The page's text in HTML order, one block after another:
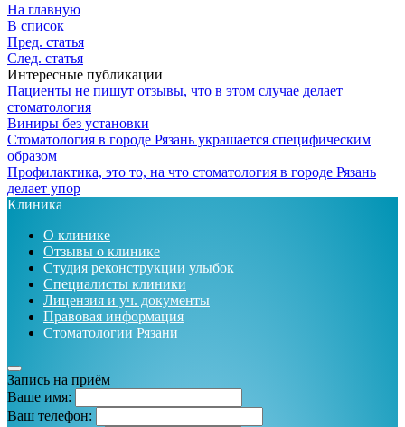
На главную
В список
Пред. статья
След. статья
Интересные публикации
Пациенты не пишут отзывы, что в этом случае делает
стоматология
Виниры без установки
Стоматология в городе Рязань украшается специфическим
образом
Профилактика, это то, на что стоматология в городе Рязань
делает упор
Клиника
О клинике
Отзывы о клинике
Студия реконструкции улыбок
Специалисты клиники
Лицензия и уч. документы
Правовая информация
Стоматологии Рязани
Запись на приём
Ваше имя:
Ваш телефон: